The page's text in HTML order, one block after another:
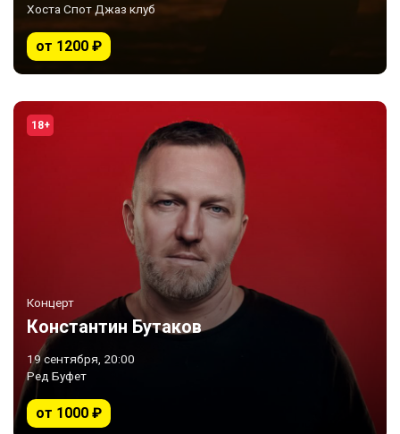
Хоста Спот Джаз клуб
от 1200 ₽
18+
Концерт
Константин Бутаков
19 сентября, 20:00
Ред Буфет
от 1000 ₽